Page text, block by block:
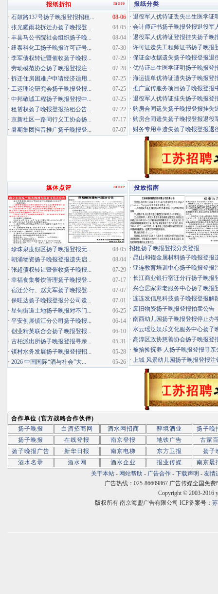
报纸分类
· 退役军人优待证丢失出生医学证
· 会计师证书扬子晚报登报退役军
· 退役军人优待证登报挂失扬子晚
· 许可证遗失工程师证书扬子晚报
· 保证金收据遗失扬子晚报登报退
· 优待证出生医学证明扬子晚报登
· 海运提单优待证遗失扬子晚报登
· 推广宣传服务项目扬子晚报登报
· 退役军人优待证挂失扬子晚报登
· 购房合同遗失扬子晚报登报挂失
· 购房合同遗失扬子晚报登报退役
· 财务专用章遗失扬子晚报登报退
more
报纸折扣
08-06
· 石鼓路137号扬子晚报登报招租...
08-05
· 张光耀雨花拆迁办扬子晚报登...
08-04
· 丰县马公书院社会组织扬子晚...
07-30
· 纽泰科化工扬子晚报许可证号...
07-29
· 李军债权转让暨催收扬子晚报...
07-28
· 劳动模范协会扬子晚报登报注...
07-25
· 拆迁住房困难户申请经济适用...
07-25
· 工运理论研究会扬子晚报登报...
07-25
· 中邦敬诚工程扬子晚报登报中...
07-22
· 租赁权扬子晚报登报拍租公告...
07-17
· 京新社区一路同行义工协会扬...
07-07
· 暑期集团抖音推广扬子晚报登...
投放指南
招租扬子晚报登报分类登报
· 昆山和锟金属材料扬子晚报登报
· 亚连教育培训中心扬子晚报登报
· 长江商业银行宿迁分行扬子晚报
· 兴合居家养老服务中心扬子晚报
· 连连发信息科技扬子晚报登报解
· 废旧物资扬子晚报登报拍卖公告
· 南西幼儿园扬子晚报登报停止办
· 水云瑶泛娱乐文化服务中心扬子
· 高淳区政协慈善协会扬子晚报登
· 被拾捡抚养 人扬子晚报登报寻亲
· 上城 风景幼儿园扬子晚报登报注
more
媒体点评
08-05
· 珍珠泉度假区扬子晚报登报无...
08-04
· 朝涌物资扬子晚报登报遗失启...
07-29
· 张超债权转让暨催收扬子晚报...
07-17
· 幸福食集餐饮管理扬子晚报登...
07-07
· 宿迁分行、赵文军扬子晚报登...
07-01
· 保旺达扬子晚报登报分公司遗...
06-25
· 星甸街道土地扬子晚报对不门...
06-14
· 平安创展镇江分公司扬子晚报...
06-10
· 创业精英联合会扬子晚报登报...
05-31
· 古柏派出所扬子晚报登报寻亲...
05-28
· 镇村水务发展扬子晚报登报招...
05-26
· 2026 中国国际“酒与社会”大...
合作单位 (官方战略合作伙伴)
扬子晚报
白酒招商网 酒水网招商 醉境酒业
扬子晚
扬子晚报
在线登报 南京登报 地铁广告
古家
扬子晚报广告
新华日报 南京电梯 东方卫报
扬子
酒水名录
酒水网 酒水企业 报业传媒
南京晨
关于本站 - 网站帮助 - 广告合作 - 下载声明 - 友情
广告热线：025-86609867 广告传媒全国免费
Copyright © 2003-2016
版权所有 南京海盟广告有限公司 ICP备案号：